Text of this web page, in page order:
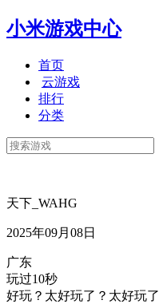
小米游戏中心
首页
云游戏
排行
分类
天下_WAHG
2025年09月08日
广东
玩过10秒
好玩？太好玩了？太好玩了